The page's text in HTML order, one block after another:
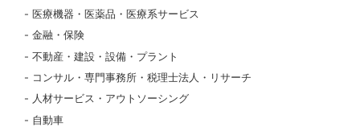
医療機器・医薬品・医療系サービス
金融・保険
不動産・建設・設備・プラント
コンサル・専門事務所・税理士法人・リサーチ
人材サービス・アウトソーシング
自動車